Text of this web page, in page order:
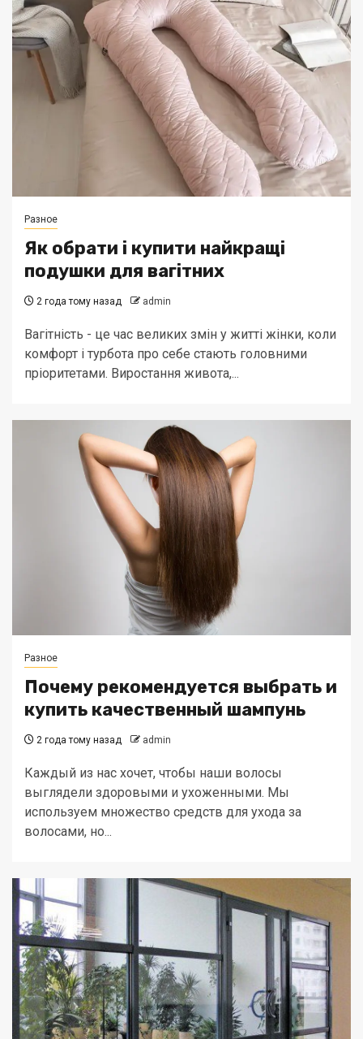
Разное
Як обрати і купити найкращі
подушки для вагітних
2 года тому назад admin
Вагітність - це час великих змін у житті жінки, коли
комфорт і турбота про себе стають головними
пріоритетами. Виростання живота,...
Разное
Почему рекомендуется выбрать и
купить качественный шампунь
2 года тому назад admin
Каждый из нас хочет, чтобы наши волосы
выглядели здоровыми и ухоженными. Мы
используем множество средств для ухода за
волосами, но...